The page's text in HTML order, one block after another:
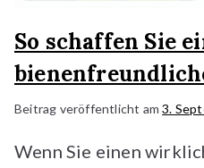
So schaffen Sie
Beitrag veröffentlicht am3.
Wenn Sie einen